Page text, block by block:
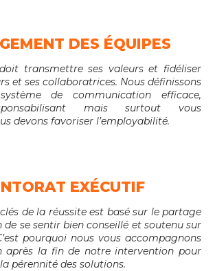
DES ÉQUIPES
transmettre ses valeurs et fidéliser
et ses collaboratrices. Nous définissons
de communication efficace,
mais surtout vous
devons favoriser l’employabilité.
EXÉCUTIF
de la réussite est basé sur le partage
de se sentir bien conseillé et soutenu sur
pourquoi nous vous accompagnons
après la fin de notre intervention pour
pérennité des solutions.